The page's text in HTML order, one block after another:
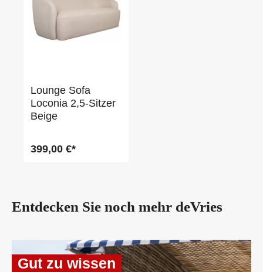
Lounge Sofa
Loconia 2,5-Sitzer
Beige
399,00 €*
Entdecken Sie noch mehr deVries
Gut zu wissen